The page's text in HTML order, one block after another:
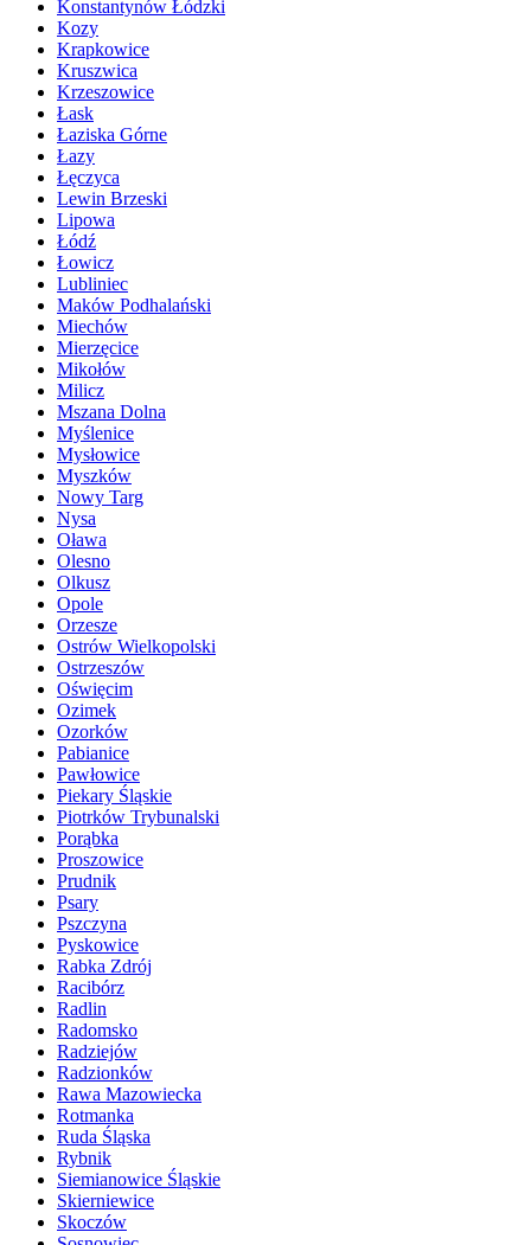
Konstantynów Łódzki
Kozy
Krapkowice
Kruszwica
Krzeszowice
Łask
Łaziska Górne
Łazy
Łęczyca
Lewin Brzeski
Lipowa
Łódź
Łowicz
Lubliniec
Maków Podhalański
Miechów
Mierzęcice
Mikołów
Milicz
Mszana Dolna
Myślenice
Mysłowice
Myszków
Nowy Targ
Nysa
Oława
Olesno
Olkusz
Opole
Orzesze
Ostrów Wielkopolski
Ostrzeszów
Oświęcim
Ozimek
Ozorków
Pabianice
Pawłowice
Piekary Śląskie
Piotrków Trybunalski
Porąbka
Proszowice
Prudnik
Psary
Pszczyna
Pyskowice
Rabka Zdrój
Racibórz
Radlin
Radomsko
Radziejów
Radzionków
Rawa Mazowiecka
Rotmanka
Ruda Śląska
Rybnik
Siemianowice Śląskie
Skierniewice
Skoczów